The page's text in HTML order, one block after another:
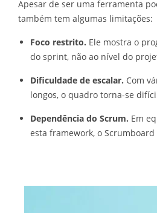
Apesar de ser uma ferramenta
também tem algumas limitações:
Foco restrito. Ele mostra o
do sprint, não ao nível do
Dificuldade de escalar. Com
longos, o quadro torna-se
Dependência do Scrum. Em
esta framework, o